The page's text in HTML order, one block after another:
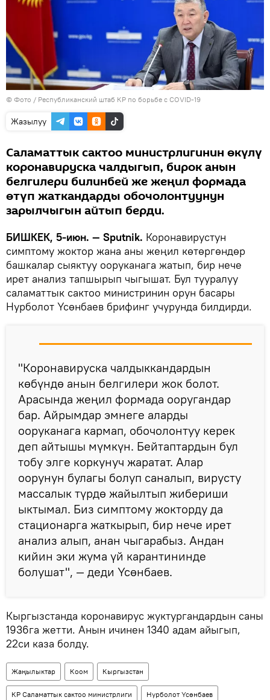
© Фото / Республиканский штаб КР по борьбе с COVID-19
Жазылуу
Саламаттык сактоо министрлигинин өкүлү
коронавируска чалдыгып, бирок анын
белгилери билинбей же жеңил формада
өтүп жаткандарды обочолонтуунун
зарылчыгын айтып берди.
БИШКЕК, 5-июн. — Sputnik. Коронавирустун
симптому жоктор жана аны жеңил көтөргөндөр
башкалар сыяктуу ооруканага жатып, бир нече
ирет анализ тапшырып чыгышат. Бул тууралуу
саламаттык сактоо министринин орун басары
Нурболот Үсөнбаев брифинг учурунда билдирди.
"Коронавируска чалдыккандардын
көбүндө анын белгилери жок болот.
Арасында жеңил формада ооругандар
бар. Айрымдар эмнеге аларды
ооруканага кармап, обочолонтуу керек
деп айтышы мүмкүн. Бейтаптардын бул
тобу элге коркунуч жаратат. Алар
оорунун булагы болуп саналып, вирусту
массалык түрдө жайылтып жибериши
ыктымал. Биз симптому жокторду да
стационарга жаткырып, бир нече ирет
анализ алып, анан чыгарабыз. Андан
кийин эки жума үй карантининде
болушат", — деди Үсөнбаев.
Кыргызстанда коронавирус жуктургандардын саны
1936га жетти. Анын ичинен 1340 адам айыгып,
22си каза болду.
Жаңылыктар Коом Кыргызстан
КР Саламаттык сактоо министрлиги Нурболот Үсөнбаев